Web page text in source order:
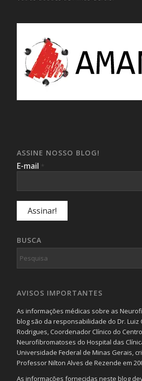
ASSINE NOSSO BLOG!
E-mail *
BUSCA
AVISOS IMPORTANTES
As informações médicas sobre as
blog são da responsabilidade do Dr. Luiz
Rodrigues, Coordenador Clínico do
Neurofibromatoses do Hospital das
Universidade Federal de Minas Gerais,
Professor Nilton Alves de Rezende em
As informações fornecidas neste blog